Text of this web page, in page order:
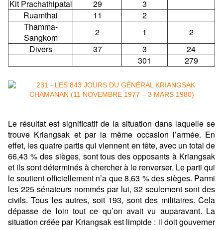
Kit Prachathipatai 29
3
Ruamthai
11
2
Thamma-
Sangkom
2 1
2
Divers
37 3
24
301
279
Le résultat est significatif de la situation dans laquelle se
trouve Kriangsak et par la même occasion l’armée. En
effet, les quatre partis qui viennent en tête, avec un total de
66,43 % des sièges, sont tous des opposants à Kriangsak
et ils sont déterminés à chercher à le renverser. Le parti qui
le soutient officiellement n’a que 8,63 % des sièges. Parmi
les 225 sénateurs nommés par lui, 32 seulement sont des
civils. Tous les autres, soit 193, sont des militaires. Cela
dépasse de loin tout ce qu’on avait vu auparavant. La
situation créée par Kriangsak est limpide : il doit gouverner